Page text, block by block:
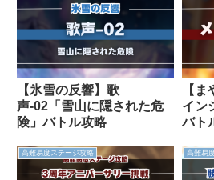
【氷雪の反響】歌
声-02「雪山に隠された危
険」バトル攻略
【
イン
バト
高難易度ステージ攻略 高難易